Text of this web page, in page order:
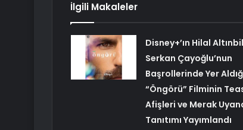
İlgili Makaleler
Disney+’ın Hilal
Serkan Çayoğlu’nun
Başrollerinde Yer
“Öngörü” Filminin
Afişleri ve Merak
Tanıtımı Yayımlandı